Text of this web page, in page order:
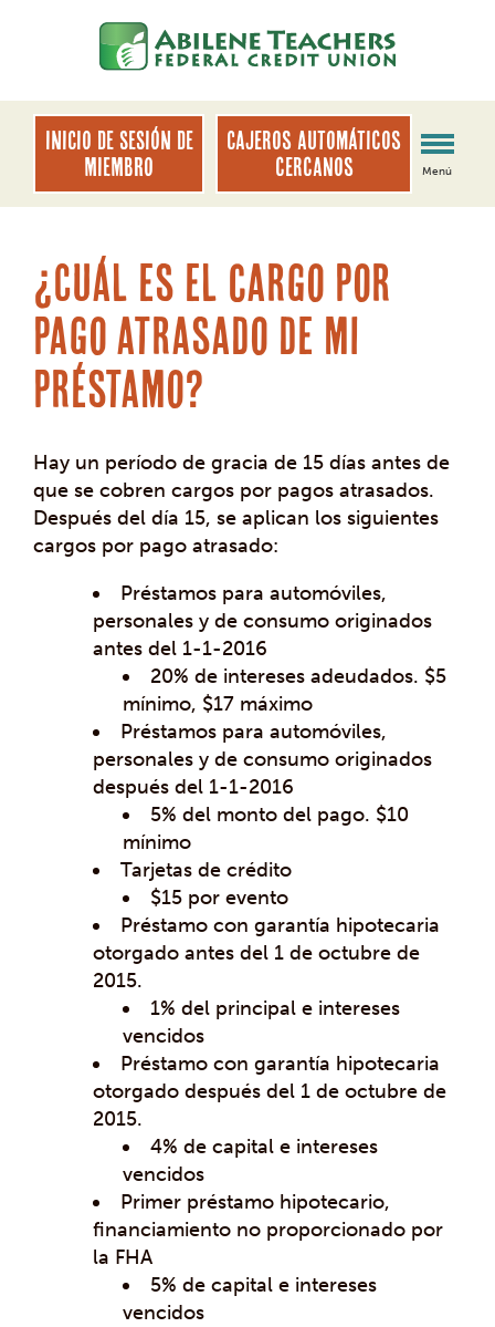
de
sesión
web
INICIO DE SESIÓN DE
MIEMBRO
Cajeros automáticos
cercanos
Menú
¿Cuál es el cargo por
pago atrasado de mi
préstamo?
Hay un período de gracia de 15 días antes de
que se cobren cargos por pagos atrasados.
Después del día 15, se aplican los siguientes
cargos por pago atrasado:
Préstamos para automóviles,
personales y de consumo originados
antes del 1-1-2016
20% de intereses adeudados. $5
mínimo, $17 máximo
Préstamos para automóviles,
personales y de consumo originados
después del 1-1-2016
5% del monto del pago. $10
mínimo
Tarjetas de crédito
$15 por evento
Préstamo con garantía hipotecaria
otorgado antes del 1 de octubre de
2015.
1% del principal e intereses
vencidos
Préstamo con garantía hipotecaria
otorgado después del 1 de octubre de
2015.
4% de capital e intereses
vencidos
Primer préstamo hipotecario,
financiamiento no proporcionado por
la FHA
5% de capital e intereses
vencidos